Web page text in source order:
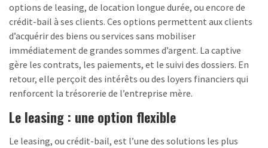
options de leasing, de location longue durée, ou encore de
crédit-bail à ses clients. Ces options permettent aux clients
d’acquérir des biens ou services sans mobiliser
immédiatement de grandes sommes d’argent. La captive
gère les contrats, les paiements, et le suivi des dossiers. En
retour, elle perçoit des intérêts ou des loyers financiers qui
renforcent la trésorerie de l’entreprise mère.
Le leasing : une option flexible
Le leasing, ou crédit-bail, est l’une des solutions les plus